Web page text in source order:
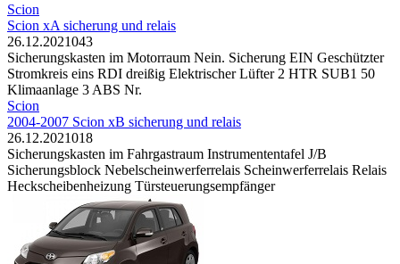
Scion
Scion xA sicherung und relais
26.12.2021043
Sicherungskasten im Motorraum Nein. Sicherung EIN Geschützter
Stromkreis eins RDI dreißig Elektrischer Lüfter 2 HTR SUB1 50
Klimaanlage 3 ABS Nr.
Scion
2004-2007 Scion xB sicherung und relais
26.12.2021018
Sicherungskasten im Fahrgastraum Instrumententafel J/B
Sicherungsblock Nebelscheinwerferrelais Scheinwerferrelais Relais
Heckscheibenheizung Türsteuerungsempfänger